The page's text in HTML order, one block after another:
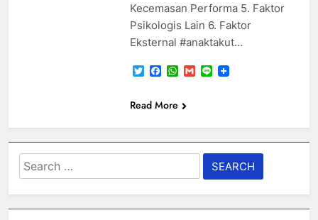
Kecemasan Performa 5. Faktor
Psikologis Lain 6. Faktor
Eksternal #anaktakut…
TwitterFacebook
WhatsApp
Gmail
Line
Read More
Search
for: